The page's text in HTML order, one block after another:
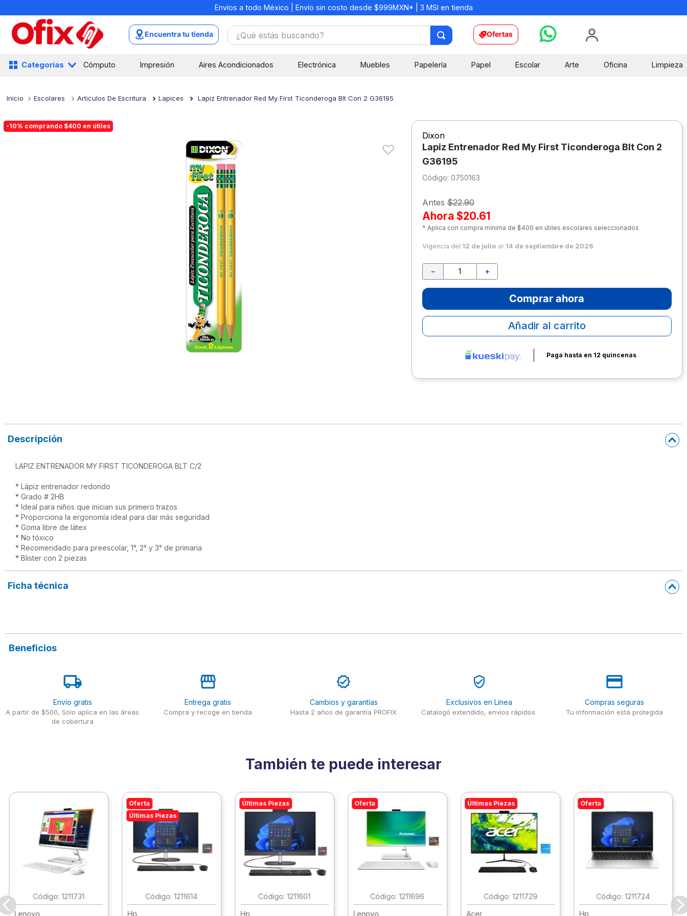
Envíos a todo México | Envío sin costo desde $999MXN* | 3 MSI en tienda
Encuentra tu tienda ¿Qué estás buscando? Ofertas
Categorías Cómputo Impresión Aires Acondicionados Electrónica Muebles Papelería Papel Escolar Arte Oficina Limpieza
Escolares Articulos De Escritura Lapices Lapiz Entrenador Red My First Ticonderoga Blt Con 2 G36195
-10% comprando $400 en útiles
Dixon
Lapiz Entrenador Red My First Ticonderoga Blt Con 2
G36195
: 0750163
Antes$22.90
Ahora $20.61
* Aplica con compra mínima de $400 en útiles escolares seleccionados
Vigencia del 12 de julioal 14 de septiembre de 2026
＋
－
Comprar ahora
Añadir al carrito
Paga hasta en 12 quincenas
Descripción
LAPIZ ENTRENADOR MY FIRST TICONDEROGA BLT C/2
* Lápiz entrenador redondo
* Grado # 2HB
* Ideal para niños que inician sus primero trazos
* Proporciona la ergonomía ideal para dar más seguridad
* Goma libre de látex
* No tóxico
* Recomendado para preescolar, 1°, 2° y 3° de primaria
* Blister con 2 piezas
Ficha técnica
Beneficios
Envío gratis
A partir de $500, Solo aplica en las áreas
de cobertura
Entrega gratis
Compra y recoge en tienda
Cambios y garantías
Hasta 2 años de garantía PROFIX
Exclusivos en Línea
Catalogó extendido, envíos rápidos.
Compras seguras
Tu información está protegida
También te puede interesar
:1211731
Lenovo
Oferta
Últimas Piezas
:1211614
Hp
Últimas Piezas
:1211601
Hp
Oferta
:1211696
Lenovo
Últimas Piezas
: 1211729
Acer
Oferta
:1211724
Hp
5.
1.
mochilas
.
libretas
3.
cuaderno
5.
colores
7.
escritorio